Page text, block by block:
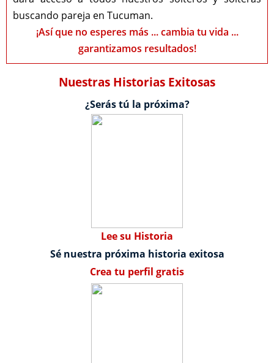
buscando pareja en Tucuman.
¡Así que no esperes más ... cambia tu vida ...
garantizamos resultados!
Nuestras Historias Exitosas
¿Serás tú la próxima?
Lee su Historia
Sé nuestra próxima historia exitosa
Crea tu perfil gratis